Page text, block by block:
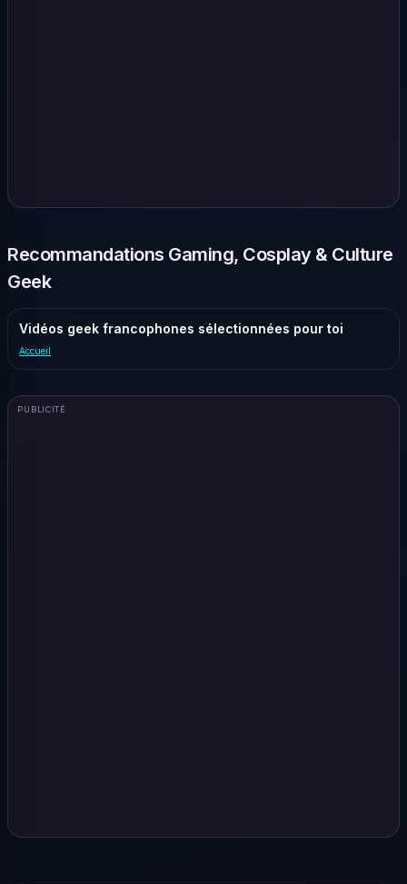
Recommandations Gaming, Cosplay & Culture
Geek
Vidéos geek francophones sélectionnées pour toi
Accueil
PUBLICITÉ